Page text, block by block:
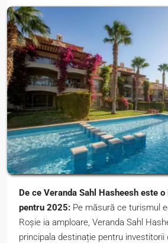
De ce Veranda Sahl Hasheesh este
pentru 2025: Pe măsură ce turismul
Roșie ia amploare, Veranda Sahl
principala destinație pentru investitorii